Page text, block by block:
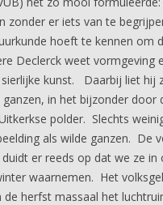
zonder er iets van te
hoeft te kennen om
Declerck weet vormgeving
kunst. Daarbij liet hij
in het bijzonder door
polder. Slechts
als wilde ganzen. De
duidt er reeds op dat we ze in
waarnemen. Het
de herfst massaal het